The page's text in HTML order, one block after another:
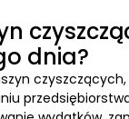
dnia?